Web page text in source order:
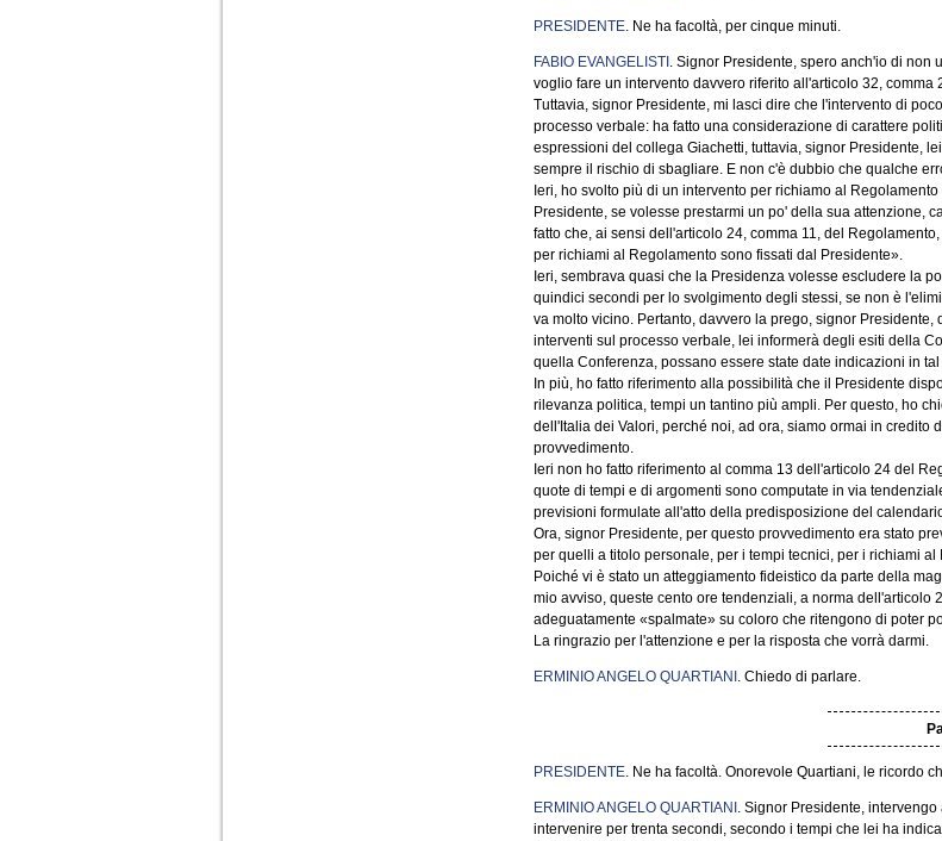
PRESIDENTE. Ne ha facoltà, per cinque minuti.
FABIO EVANGELISTI . Signor Presidente, spero anch'io di non
voglio fare un intervento davvero riferito all'articolo 32,
Tuttavia, signor Presidente, mi lasci dire che l'intervento di
processo verbale: ha fatto una considerazione di carattere
espressioni del collega Giachetti, tuttavia, signor Presidente,
sempre il rischio di sbagliare. E non c'è dubbio che qualche
Ieri, ho svolto più di un intervento per richiamo al
Presidente, se volesse prestarmi un po' della sua attenzione,
fatto che, ai sensi dell'articolo 24, comma 11, del
per richiami al Regolamento sono fissati dal Presidente».
Ieri, sembrava quasi che la Presidenza volesse escludere la
quindici secondi per lo svolgimento degli stessi, se non è
va molto vicino. Pertanto, davvero la prego, signor
interventi sul processo verbale, lei informerà degli esiti della
quella Conferenza, possano essere state date indicazioni in
In più, ho fatto riferimento alla possibilità che il Presidente
rilevanza politica, tempi un tantino più ampli. Per questo, ho
dell'Italia dei Valori, perché noi, ad ora, siamo ormai in
provvedimento.
Ieri non ho fatto riferimento al comma 13 dell'articolo 24 del
quote di tempi e di argomenti sono computate in via
previsioni formulate all'atto della predisposizione del
Ora, signor Presidente, per questo provvedimento era stato
per quelli a titolo personale, per i tempi tecnici, per i richiami
Poiché vi è stato un atteggiamento fideistico da parte della
mio avviso, queste cento ore tendenziali, a norma dell'articolo
adeguatamente «spalmate» su coloro che ritengono di poter
La ringrazio per l'attenzione e per la risposta che vorrà darmi.
ERMINIO ANGELO QUARTIANI . Chiedo di parlare.
PRESIDENTE. Ne ha facoltà. Onorevole Quartiani, le ricordo
ERMINIO ANGELO QUARTIANI . Signor Presidente,
intervenire per trenta secondi, secondo i tempi che lei ha